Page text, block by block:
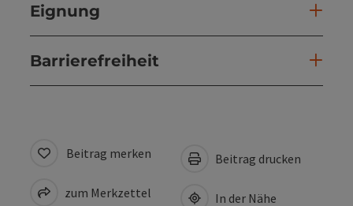
Eignung
Barrierefreiheit
Beitrag merken
zum Merkzettel
Beitrag drucken
In der Nähe